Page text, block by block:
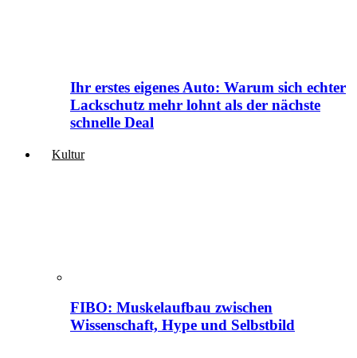
Ihr erstes eigenes Auto: Warum sich echter
Lackschutz mehr lohnt als der nächste
schnelle Deal
Kultur
FIBO: Muskelaufbau zwischen
Wissenschaft, Hype und Selbstbild